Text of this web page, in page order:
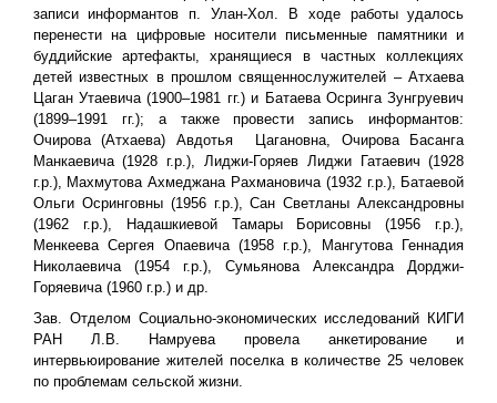
записи информантов п. Улан-Хол. В ходе работы удалось
перенести на цифровые носители письменные памятники и
буддийские артефакты, хранящиеся в частных коллекциях
детей известных в прошлом священнослужителей – Атхаева
Цаган Утаевича (1900–1981 гг.) и Батаева Осринга Зунгруевич
(1899–1991 гг.); а также провести запись информантов:
Очирова (Атхаева) Авдотья Цагановна, Очирова Басанга
Манкаевича (1928 г.р.), Лиджи-Горяев Лиджи Гатаевич (1928
г.р.), Махмутова Ахмеджана Рахмановича (1932 г.р.), Батаевой
Ольги Осринговны (1956 г.р.), Сан Светланы Александровны
(1962 г.р.), Надашкиевой Тамары Борисовны (1956 г.р.),
Менкеева Сергея Опаевича (1958 г.р.), Мангутова Геннадия
Николаевича (1954 г.р.), Сумьянова Александра Дорджи-
Горяевича (1960 г.р.) и др.
Зав. Отделом Социально-экономических исследований КИГИ
РАН Л.В. Намруева провела анкетирование и
интервьюирование жителей поселка в количестве 25 человек
по проблемам сельской жизни.